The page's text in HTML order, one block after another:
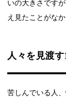
いの大きさです
え見たことがな
人々を見渡
苦しんでいる人